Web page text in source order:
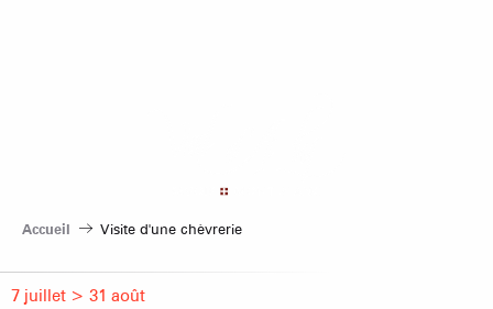
Accueil Visite d'une chèvrerie
7 juillet > 31 août